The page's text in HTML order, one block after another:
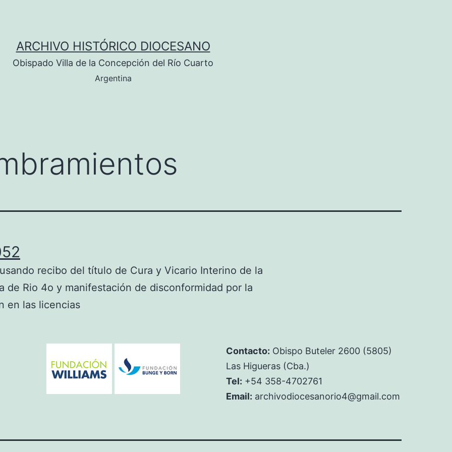
ARCHIVO HISTÓRICO DIOCESANO
Obispado Villa de la Concepción del Río Cuarto
Argentina
recibo del título de Cura y Vicario Interino de la
de Rio 4o y manifestación de disconformidad por la
en las licencias
Contacto: Obispo Buteler 2600 (5805)
Las Higueras (Cba.)
Tel: +54 358-4702761
Email: archivodiocesanorio4@gmail.com